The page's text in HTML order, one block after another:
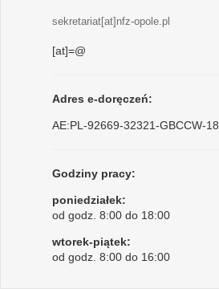
sekretariat[at]nfz-opole.pl
[at]=@
Adres e-doręczeń:
AE:PL-92669-32321-GBCCW-18
Godziny pracy:
poniedziałek:
od godz. 8:00 do 18:00
wtorek-piątek:
od godz. 8:00 do 16:00